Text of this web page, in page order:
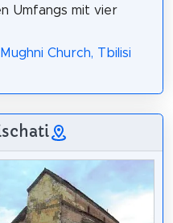
Umfangs mit vier
Church, Tbilisi